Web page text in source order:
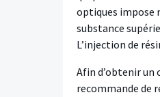
optiques impose
substance
L’injection de
Afin d’obtenir
recommande de